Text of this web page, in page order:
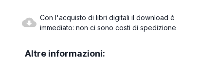
Con l'acquisto di libri digitali il download è
immediato: non ci sono costi di spedizione
Altre informazioni: